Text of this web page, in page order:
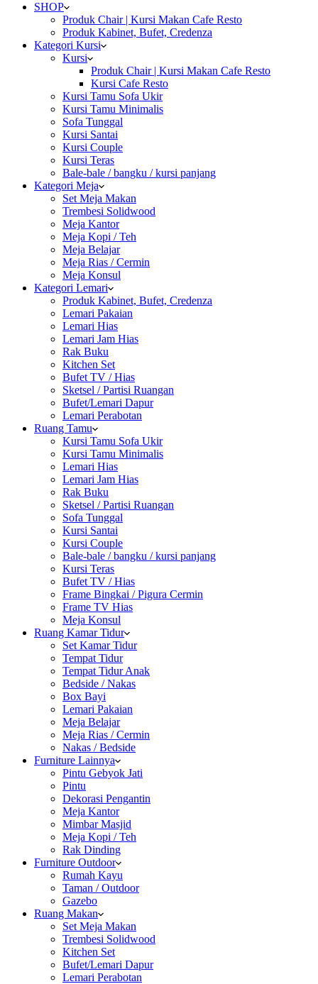
SHOP
Produk Chair | Kursi Makan Cafe Resto
Produk Kabinet, Bufet, Credenza
Kategori Kursi
Kursi
Produk Chair | Kursi Makan Cafe Resto
Kursi Cafe Resto
Kursi Tamu Sofa Ukir
Kursi Tamu Minimalis
Sofa Tunggal
Kursi Santai
Kursi Couple
Kursi Teras
Bale-bale / bangku / kursi panjang
Kategori Meja
Set Meja Makan
Trembesi Solidwood
Meja Kantor
Meja Kopi / Teh
Meja Belajar
Meja Rias / Cermin
Meja Konsul
Kategori Lemari
Produk Kabinet, Bufet, Credenza
Lemari Pakaian
Lemari Hias
Lemari Jam Hias
Rak Buku
Kitchen Set
Bufet TV / Hias
Sketsel / Partisi Ruangan
Bufet/Lemari Dapur
Lemari Perabotan
Ruang Tamu
Kursi Tamu Sofa Ukir
Kursi Tamu Minimalis
Lemari Hias
Lemari Jam Hias
Rak Buku
Sketsel / Partisi Ruangan
Sofa Tunggal
Kursi Santai
Kursi Couple
Bale-bale / bangku / kursi panjang
Kursi Teras
Bufet TV / Hias
Frame Bingkai / Pigura Cermin
Frame TV Hias
Meja Konsul
Ruang Kamar Tidur
Set Kamar Tidur
Tempat Tidur
Tempat Tidur Anak
Bedside / Nakas
Box Bayi
Lemari Pakaian
Meja Belajar
Meja Rias / Cermin
Nakas / Bedside
Furniture Lainnya
Pintu Gebyok Jati
Pintu
Dekorasi Pengantin
Meja Kantor
Mimbar Masjid
Meja Kopi / Teh
Rak Dinding
Furniture Outdoor
Rumah Kayu
Taman / Outdoor
Gazebo
Ruang Makan
Set Meja Makan
Trembesi Solidwood
Kitchen Set
Bufet/Lemari Dapur
Lemari Perabotan